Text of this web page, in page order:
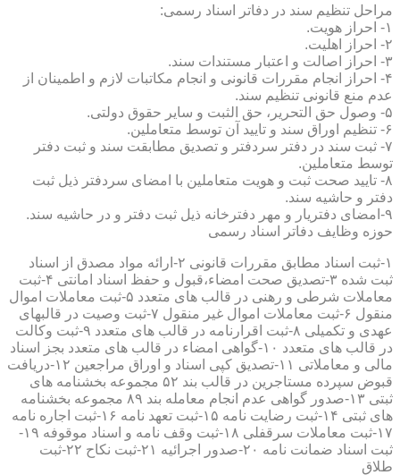
مراحل تنظیم سند در دفاتر اسناد رسمی:
۱- احراز هویت.
۲- احراز اهلیت.
۳- احراز اصالت و اعتبار مستندات سند.
۴- احراز انجام مقررات قانونی و انجام مکاتبات لازم و اطمینان از
عدم منع قانونی تنظیم سند.
۵- وصول حق التحریر، حق الثبت و سایر حقوق دولتی.
۶- تنظیم اوراق سند و تایید آن توسط متعاملین.
۷- ثبت سند در دفتر سردفتر و تصدیق مطابقت سند و ثبت دفتر
توسط متعاملین.
۸- تایید صحت ثبت و هویت متعاملین با امضای سردفتر ذیل ثبت
دفتر و حاشیه سند.
۹-امضای دفتریار و مهر دفترخانه ذیل ثبت دفتر و در حاشیه سند.
حوزه وظایف دفاتر اسناد رسمی
۱-ثبت اسناد مطابق مقررات قانونی ۲-ارائه مواد مصدق از اسناد
ثبت شده ۳-تصدیق صحت امضاء،قبول و حفظ اسناد امانتی ۴-ثبت
معاملات شرطی و رهنی در قالب های متعدد ۵-ثبت معاملات اموال
منقول ۶-ثبت معاملات اموال غیر منقول ۷-ثبت وصیت در قالبهای
عهدی و تکمیلی ۸-ثبت اقرارنامه در قالب های متعدد ۹-ثبت وکالت
در قالب های متعدد ۱۰-گواهی امضاء در قالب های متعدد بجز اسناد
مالی و معاملاتی ۱۱-تصدیق کپی اسناد و اوراق مراجعین ۱۲-دریافت
قبوض سپرده مستاجرین در قالب بند ۵۲ مجموعه بخشنامه های
ثبتی ۱۳-صدور گواهی عدم انجام معامله بند ۸۹ مجموعه بخشنامه
های ثبتی ۱۴-ثبت رضایت نامه ۱۵-ثبت تعهد نامه ۱۶-ثبت اجاره نامه
۱۷-ثبت معاملات سرقفلی ۱۸-ثبت وقف نامه و اسناد موقوفه ۱۹-
ثبت اسناد ضمانت نامه ۲۰-صدور اجرائیه ۲۱-ثبت نکاح ۲۲-ثبت
طلاق